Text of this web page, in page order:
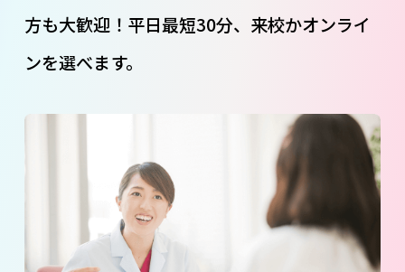
方も大歓迎！平日最短30分、来校かオンライ
ンを選べます。